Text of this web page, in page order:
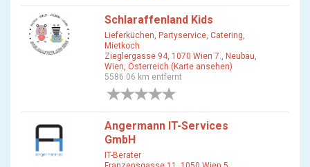
Schlaraffenland Kids
Lieferküchen, Partyservice, Catering,
Mietkoch
Zieglergasse 94, 1070 Wien 7., Neubau,
Wien, Österreich (Karte ansehen)
5586.06 km entfernt
Angermann IT-Services
GmbH
IT-Berater